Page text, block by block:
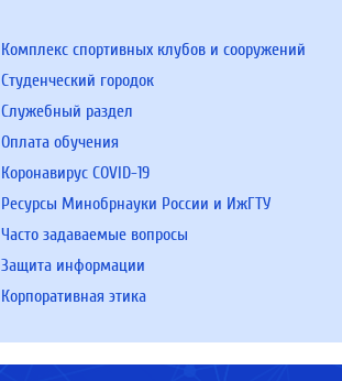
Комплекс спортивных клубов и сооружений
Студенческий городок
Служебный раздел
Оплата обучения
Коронавирус COVID-19
Ресурсы Минобрнауки России и ИжГТУ
Часто задаваемые вопросы
Защита информации
Корпоративная этика